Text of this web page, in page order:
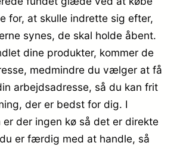
for, at skulle indrette sig efter,
synes, de skal holde åbent.
dine produkter, kommer de
medmindre du vælger at få
arbejdsadresse, så du kan frit
der er bedst for dig. I
er der ingen kø så det er direkte
er færdig med at handle, så